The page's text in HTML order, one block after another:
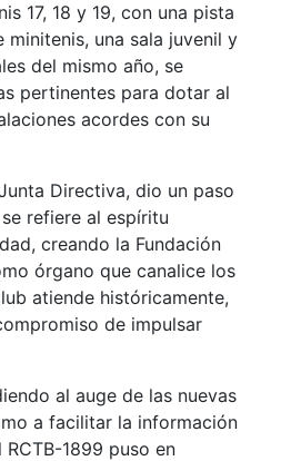
17, 18 y 19, con una pista
una sala juvenil y
del mismo año, se
pertinentes para dotar al
acordes con su
Directiva, dio un paso
refiere al espíritu
creando la Fundación
órgano que canalice los
atiende históricamente,
de impulsar
al auge de las nuevas
a facilitar la información
1899 puso en